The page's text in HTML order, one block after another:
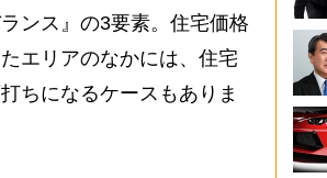
ンス』の3要素。住宅価格
エリアのなかには、住宅
ちになるケースもありま